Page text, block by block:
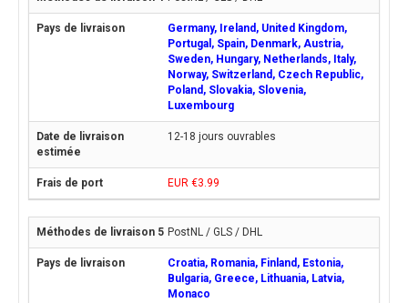
Germany, Ireland, United Kingdom,
Portugal, Spain, Denmark, Austria,
Sweden, Hungary, Netherlands, Italy,
Norway, Switzerland, Czech Republic,
Poland, Slovakia, Slovenia,
Luxembourg
12-18 jours ouvrables
EUR €3.99
PostNL / GLS / DHL
Croatia, Romania, Finland, Estonia,
Bulgaria, Greece, Lithuania, Latvia,
Monaco